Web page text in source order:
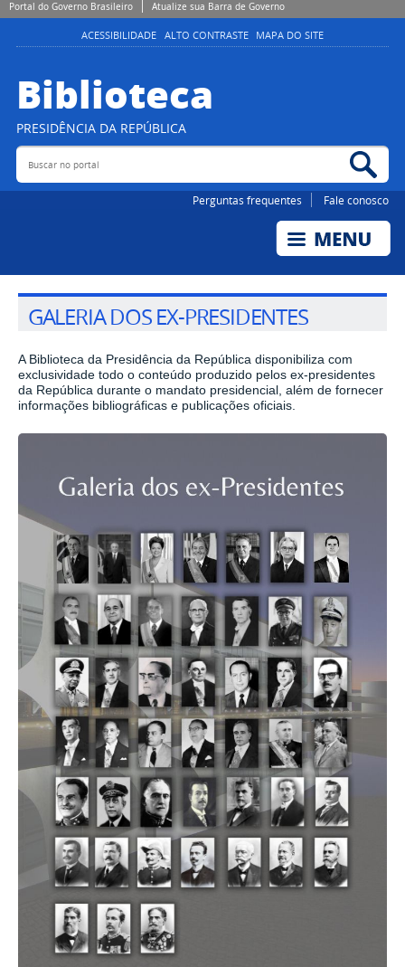
Portal do Governo Brasileiro Atualize sua Barra de Governo
ACESSIBILIDADE ALTO CONTRASTE MAPA DO SITE
Biblioteca
PRESIDÊNCIA DA REPÚBLICA
Buscar no portal
Perguntas frequentes Fale conosco
GALERIA DOS EX-PRESIDENTES
A Biblioteca da Presidência da República disponibiliza com
exclusividade todo o conteúdo produzido pelos ex-presidentes
da República durante o mandato presidencial, além de fornecer
informações bibliográficas e publicações oficiais.